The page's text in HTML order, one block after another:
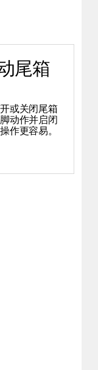
尾箱
或关闭尾箱
动作并启闭
作更容易。